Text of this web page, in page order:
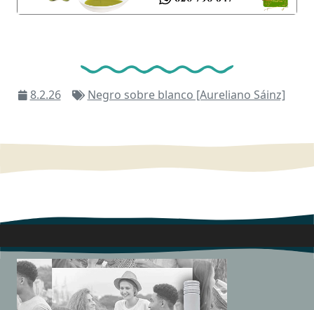
8.2.26 Negro sobre blanco [Aureliano Sáinz]